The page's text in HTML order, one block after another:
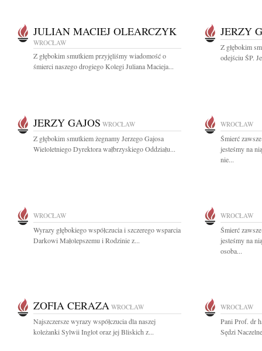
JULIAN MACIEJ OLEARCZYK
WROCŁAW
Z głębokim smutkiem przyjęliśmy wiadomość o
śmierci naszego drogiego Kolegi Juliana Macieja...
JERZY
Z głębokim
odejściu ŚP.
JERZY GAJOS WROCŁAW
Z głębokim smutkiem żegnamy Jerzego Gajosa
Wieloletniego Dyrektora wałbrzyskiego Oddziału...
WROCŁAW
Śmierć
jesteśmy na
nie...
WROCŁAW
Wyrazy głębokiego współczucia i szczerego wsparcia
Darkowi Małolepszemu i Rodzinie z...
WROCŁAW
Śmierć
jesteśmy na
osoba...
ZOFIA CERAZA WROCŁAW
Najszczersze wyrazy współczucia dla naszej
koleżanki Sylwii Inglot oraz jej Bliskich z...
WROCŁAW
Pani Prof. dr
Sędzi